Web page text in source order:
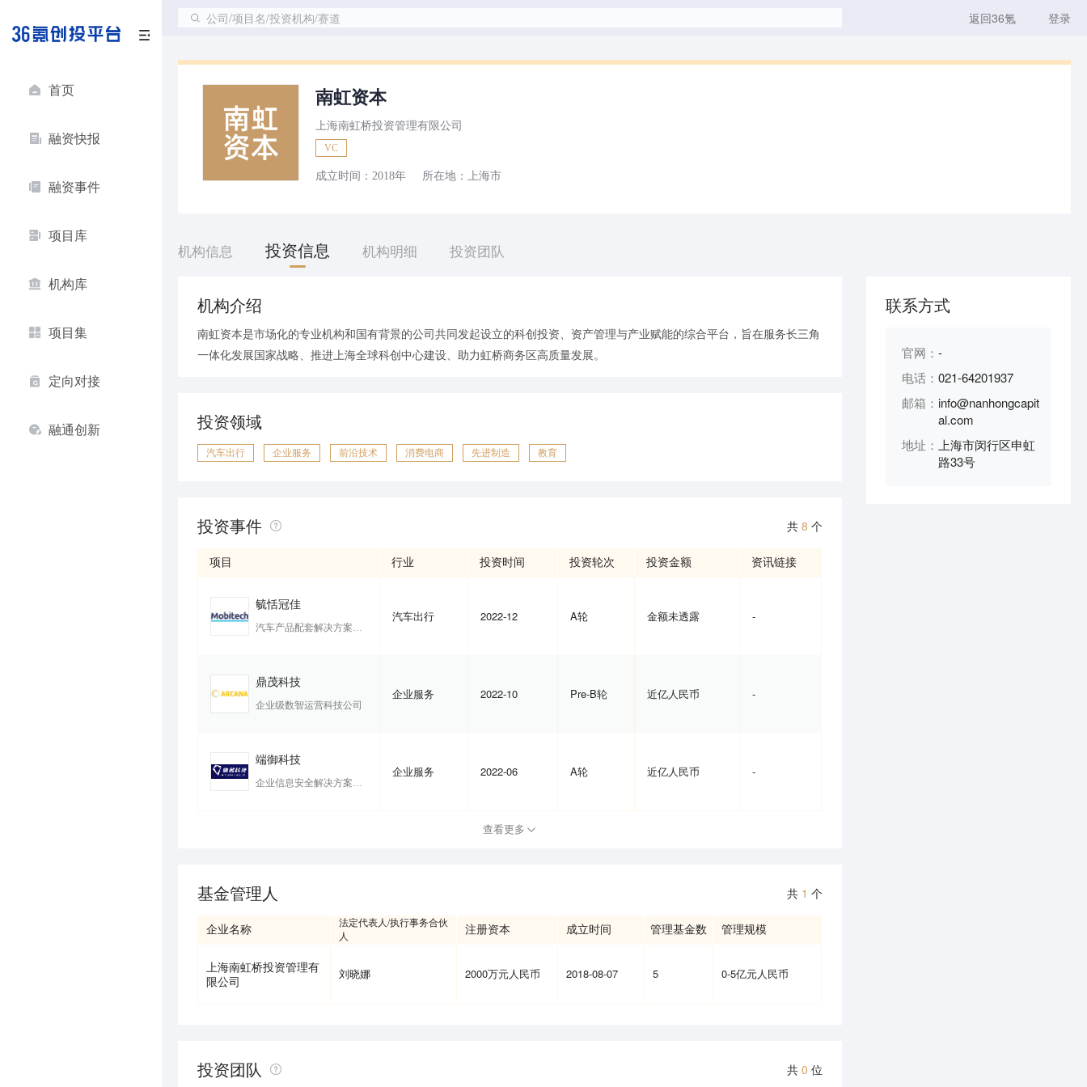
首页
融资快报
融资事件
项目库
机构库
项目集
定向对接
融通创新
公司/项目名/投资机构/赛道 返回36氪 登录
南虹资本
上海南虹桥投资管理有限公司
VC
成立时间： 2018年 所在地： 上海市
机构信息 投资信息 机构明细 投资团队
机构介绍
南虹资本是市场化的专业机构和国有背景的公司共同发起设立的科创投资、资产管理与产业赋能的综合平台，旨在服务长三角
一体化发展国家战略、推进上海全球科创中心建设、助力虹桥商务区高质量发展。
投资领域
汽车出行 企业服务 前沿技术 消费电商 先进制造 教育
投资事件 共 8 个
项目 行业 投资时间 投资轮次 投资金额 资讯链接
毓恬冠佳
汽车产品配套解决方案提供商
汽车出行 2022-12 A轮 金额未透露 -
鼎茂科技
企业级数智运营科技公司
企业服务 2022-10 Pre-B轮 近亿人民币 -
端御科技
企业信息安全解决方案提供商
企业服务 2022-06 A轮 近亿人民币 -
查看更多
基金管理人 共 1 个
企业名称
法定代表人/执行事务合伙
人
注册资本 成立时间 管理基金数 管理规模
上海南虹桥投资管理有
限公司
刘晓娜 2000万元人民币 2018-08-07 5 0-5亿元人民币
投资团队 共 0 位
联系方式
官网： -
电话： 021-64201937
邮箱： info@nanhongcapit
al.com
地址： 上海市闵行区申虹
路33号